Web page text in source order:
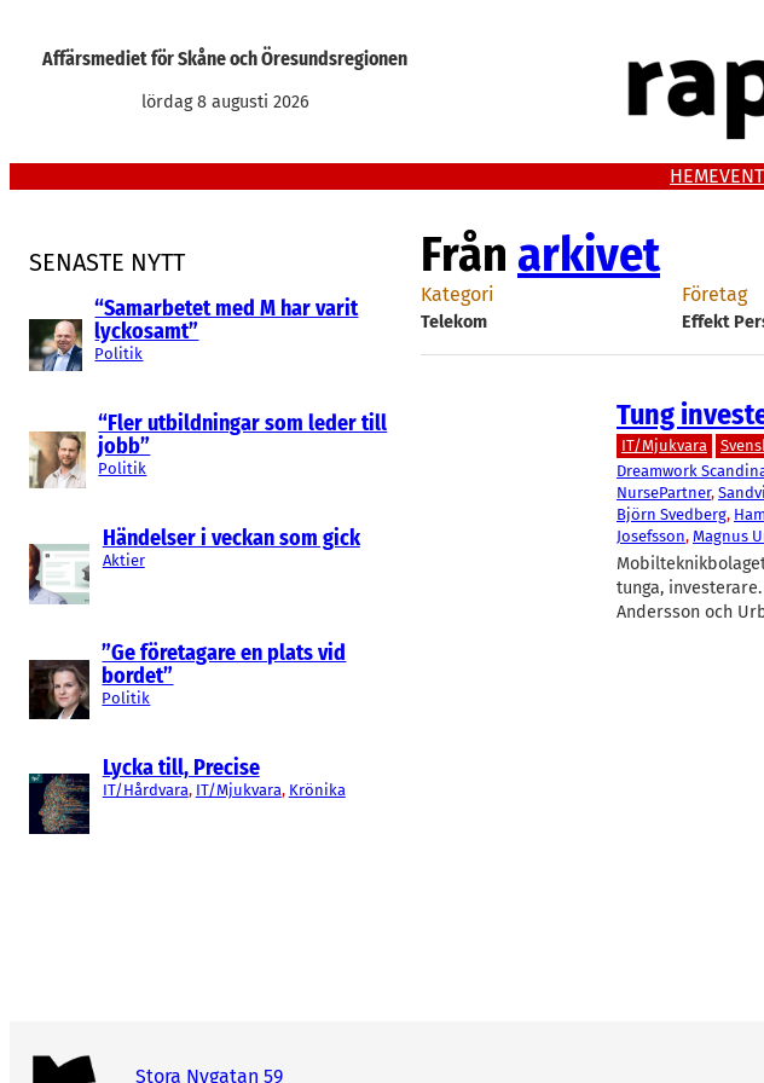
Affärsmediet för Skåne och Öresundsregionen
lördag 8 augusti 2026
HEMEVENT
SENASTE NYTT
“Samarbetet med M har varit
lyckosamt”
Politik
“Fler utbildningar som leder till
jobb”
Politik
Händelser i veckan som gick
Aktier
”Ge företagare en plats vid
bordet”
Politik
Lycka till, Precise
IT/Hårdvara, IT/Mjukvara, Krönika
Från arkivet
Kategori
Telekom
Företag
Effekt
Tung
IT/Mjukvara
Dreamwork
NursePartner,
Björn Svedberg,
Josefsson, Magnus
tunga,
Andersson och
Stora Nygatan 59